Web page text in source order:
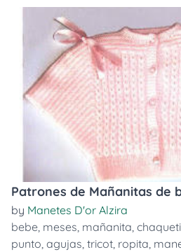
Patrones de Mañanitas de
by Manetes D'or Alzira
bebe, meses, mañanita,
punto, agujas, tricot, ropita,